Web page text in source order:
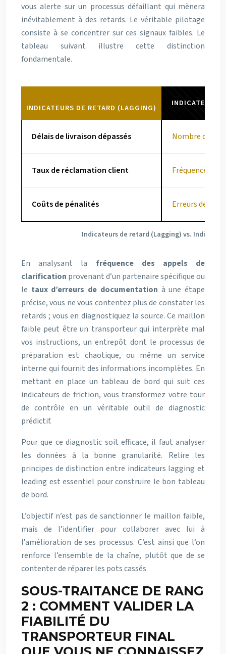
vous alerte sur un processus défaillant qui mènera
inévitablement à des retards. Le véritable pilotage
consiste à se concentrer sur ces signaux faibles. Le
tableau suivant illustre cette distinction
fondamentale.
Indicateurs de retard (Lagging) vs.
INDICATEURS DE RETARD (LAGGING) INDICATEURS
Délais de livraison dépassés Nombre de
Taux de réclamation client Fréquence
Coûts de pénalités Erreurs de
En analysant la fréquence des appels de
clarification provenant d’un partenaire spécifique ou
le taux d’erreurs de documentation à une étape
précise, vous ne vous contentez plus de constater les
retards ; vous en diagnostiquez la source. Ce maillon
faible peut être un transporteur qui interprète mal
vos instructions, un entrepôt dont le processus de
préparation est chaotique, ou même un service
interne qui fournit des informations incomplètes. En
mettant en place un tableau de bord qui suit ces
indicateurs de friction, vous transformez votre tour
de contrôle en un véritable outil de diagnostic
prédictif.
Pour que ce diagnostic soit efficace, il faut analyser
les données à la bonne granularité. Relire les
principes de distinction entre indicateurs lagging et
leading est essentiel pour construire le bon tableau
de bord.
L’objectif n’est pas de sanctionner le maillon faible,
mais de l’identifier pour collaborer avec lui à
l’amélioration de ses processus. C’est ainsi que l’on
renforce l’ensemble de la chaîne, plutôt que de se
contenter de réparer les pots cassés.
SOUS-TRAITANCE DE RANG
2 : COMMENT VALIDER LA
FIABILITÉ DU
TRANSPORTEUR FINAL